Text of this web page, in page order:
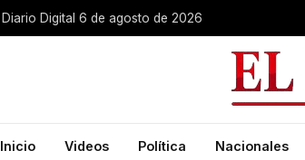
Diario Digital 6 de agosto de 2026
Inicio Videos Política Nacionales